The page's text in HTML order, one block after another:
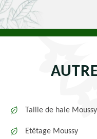
Taille de haie Moussy
Etêtage Moussy